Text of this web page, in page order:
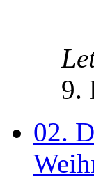
9.
02.